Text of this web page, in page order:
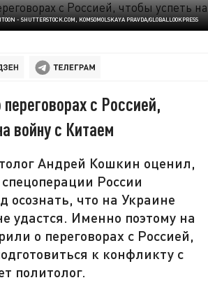
- SHUTTERSTOCK.COM, KOMSOMOLSKAYA PRAVDA/GLOBALLOOKPRESS
с Россией,
войну с Китаем
Андрей Кошкин оценил,
России
осознать, что на Украине
удастся. Именно поэтому на
о переговорах с Россией,
к конфликту с
политолог.